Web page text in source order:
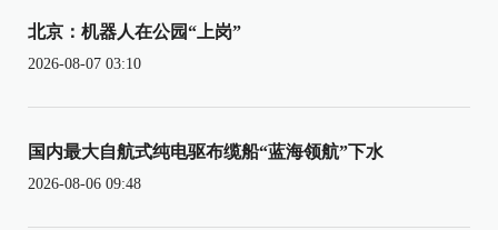
北京：机器人在公园“上岗”
2026-08-07 03:10
国内最大自航式纯电驱布缆船“蓝海领航”下水
2026-08-06 09:48